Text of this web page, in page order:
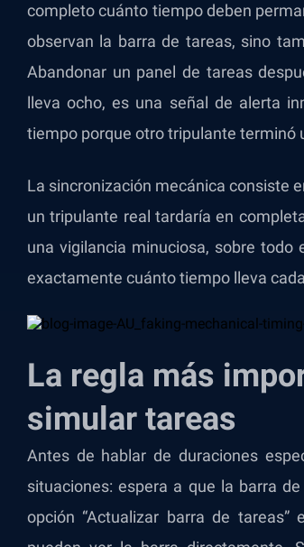
completo cuánto tiempo deben
observan la barra de tareas, sino
Abandonar un panel de tareas
lleva ocho, es una señal de alerta
tiempo porque otro tripulante terminó
La sincronización mecánica consiste
un tripulante real tardaría en
una vigilancia minuciosa, sobre
exactamente cuánto tiempo lleva
La regla más
simular tareas
Antes de hablar de duraciones
situaciones: espera a que la barra
opción “Actualizar barra de tareas”